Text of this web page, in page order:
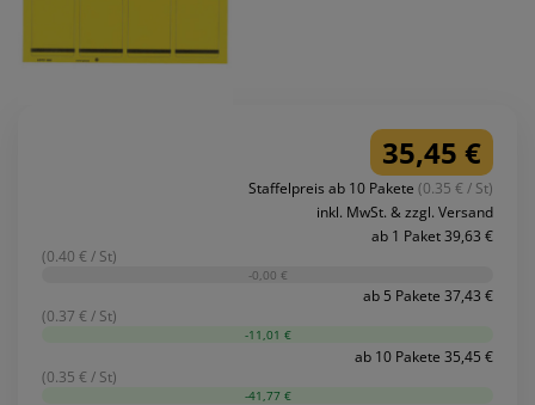
35,45 €
Staffelpreis ab 10 Pakete (0.35 € / St)
inkl. MwSt. & zzgl. Versand
ab 1 Paket 39,63 €
(0.40 € / St)
-0,00 €
ab 5 Pakete 37,43 €
(0.37 € / St)
-11,01 €
ab 10 Pakete 35,45 €
(0.35 € / St)
-41,77 €